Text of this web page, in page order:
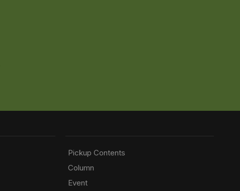
Pickup Contents
Column
Event